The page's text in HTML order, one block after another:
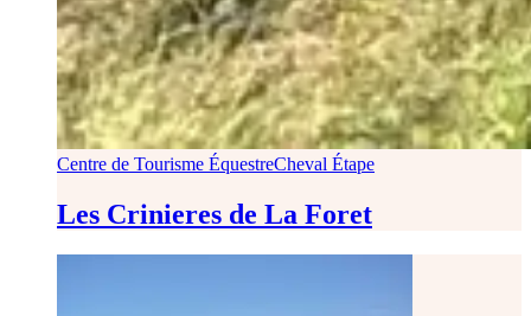
Centre de Tourisme ÉquestreCheval Étape
Les Crinieres de La Foret